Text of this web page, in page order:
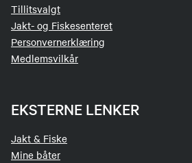
Tillitsvalgt
Jakt- og Fiskesenteret
Personvernerklæring
Medlemsvilkår
EKSTERNE LENKER
Jakt & Fiske
Mine båter